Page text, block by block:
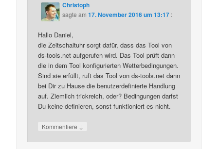
Christoph
sagte am17. November 2016 um 13:17 :
Hallo Daniel,
die Zeitschaltuhr sorgt dafür, dass das Tool von
ds-tools.net aufgerufen wird. Das Tool prüft dann
die in dem Tool konfigurierten Wetterbedingungen.
Sind sie erfüllt, ruft das Tool von ds-tools.net dann
bei Dir zu Hause die benutzerdefinierte Handlung
auf. Ziemlich trickreich, oder? Bedingungen darfst
Du keine definieren, sonst funktioniert es nicht.
Kommentiere ↓